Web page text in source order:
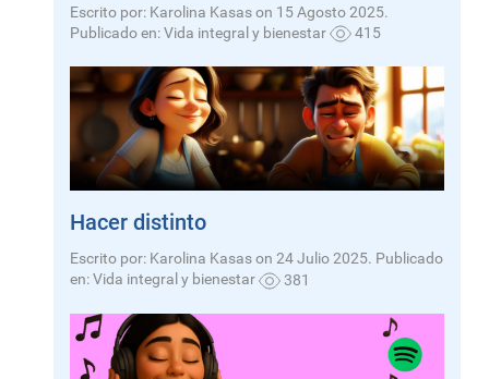
Escrito por: Karolina Kasas on 15 Agosto 2025.
Publicado en:Vida integral y bienestar 415
Hacer distinto
Escrito por: Karolina Kasas on 24 Julio 2025. Publicado
en:Vida integral y bienestar 381